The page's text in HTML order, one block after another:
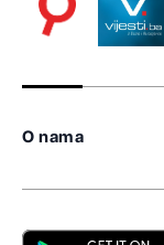
O nama